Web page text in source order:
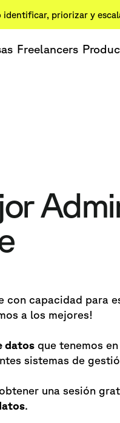
identificar, priorizar y
Freelancers
con capacidad para
a los mejores!
datos que tenemos
sistemas de
una sesión
.